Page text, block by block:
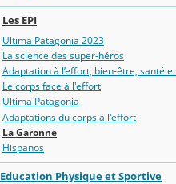
Les EPI
Ultima Patagonia 2023
La science des super-héros
Adaptation à l’effort, bien-être, santé
Le corps face à l'effort
Ultima Patagonia
Adaptations du corps à l'effort
La Garonne
Hispanos
Education Physique et Sportive